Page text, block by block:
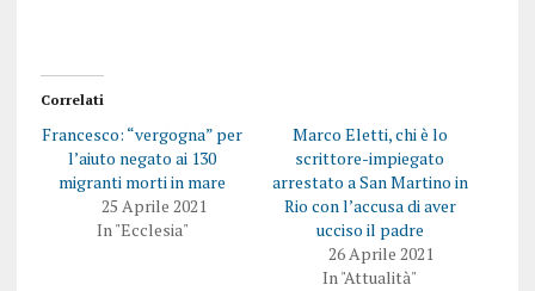
Correlati
Francesco: “vergogna” per
l’aiuto negato ai 130
migranti morti in mare
25 Aprile 2021
In "Ecclesia"
Marco Eletti, chi è lo
scrittore-impiegato
arrestato a San Martino in
Rio con l’accusa di aver
ucciso il padre
26 Aprile 2021
In "Attualità"